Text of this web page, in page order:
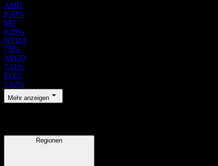
AMD
8,39%
MU
8,09%
NVDA
7,6%
AVGO
7,11%
INTC
5,62%
Mehr anzeigen
Regionen